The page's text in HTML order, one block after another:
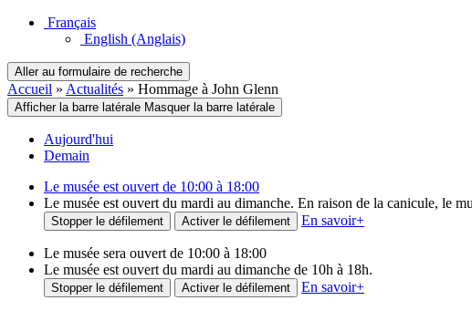
Français
English (Anglais)
Aller au formulaire de recherche
Accueil » Actualités » Hommage à John Glenn
Afficher la barre latérale Masquer la barre latérale
Aujourd'hui
Demain
Le musée est ouvert de 10:00 à 18:00
Le musée est ouvert du mardi au dimanche. En raison de la canicule, le
Stopper le défilement Activer le défilement En savoir+
Le musée sera ouvert de 10:00 à 18:00
Le musée est ouvert du mardi au dimanche de 10h à 18h.
Stopper le défilement Activer le défilement En savoir+